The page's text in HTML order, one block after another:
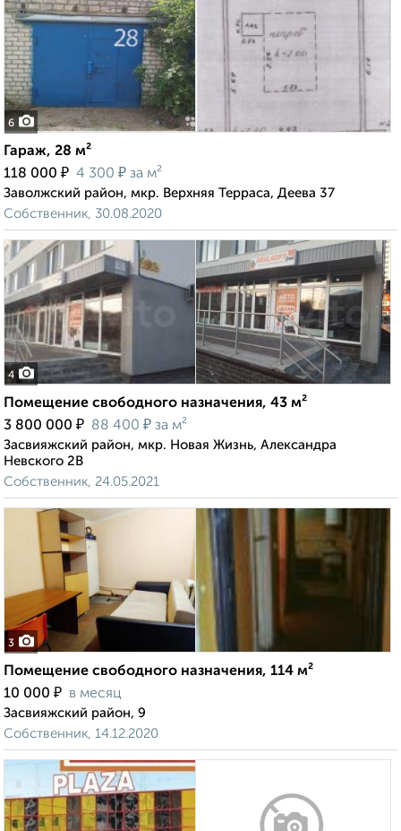
6
Гараж, 28 м²
118 000 ₽ 4 300 ₽ за м²
Заволжский район, мкр. Верхняя Терраса, Деева 37
Собственник, 30.08.2020
4
Помещение свободного назначения, 43 м²
3 800 000 ₽ 88 400 ₽ за м²
Засвияжский район, мкр. Новая Жизнь, Александра
Невского 2В
Собственник, 24.05.2021
3
Помещение свободного назначения, 114 м²
10 000 ₽ в месяц
Засвияжский район, 9
Собственник, 14.12.2020